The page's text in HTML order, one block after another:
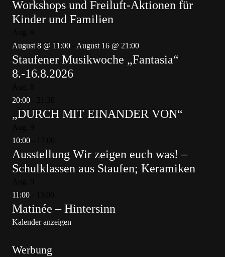
Workshops und Freiluft-Aktionen für
Kinder und Familien
August 8 @ 11:00
August 16 @ 21:00
Staufener Musikwoche „Fantasia“
8.-16.8.2026
20:00
„DURCH MIT EINANDER VON“
10:00
Ausstellung Wir zeigen euch was! –
Schulklassen aus Staufen; Keramiken
11:00
Matinée – Hintersinn
Kalender anzeigen
Werbung